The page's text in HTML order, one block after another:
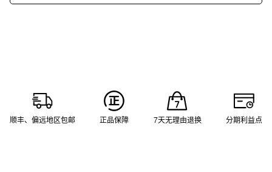
顺丰、偏远地区包邮 正品保障 7天无理由退换 分期利益点